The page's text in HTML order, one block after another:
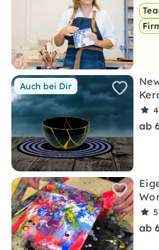
Auch bei Dir
ab
ab